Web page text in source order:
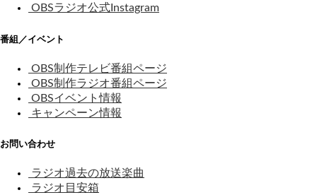
OBSラジオ公式Instagram
番組／イベント
OBS制作テレビ番組ページ
OBS制作ラジオ番組ページ
OBSイベント情報
キャンペーン情報
お問い合わせ
ラジオ過去の放送楽曲
ラジオ目安箱